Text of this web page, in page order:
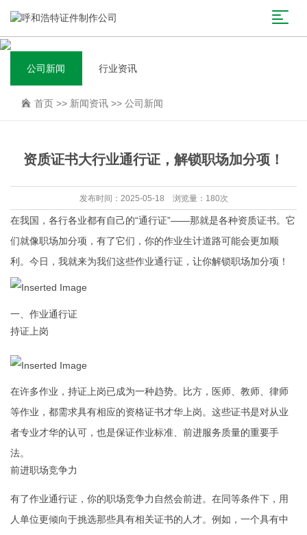
公司新闻 行业资讯
首页 >> 新闻资讯 >> 公司新闻
资质证书大行业通行证，解锁职场加分项！
发布时间：2025-05-18 浏览量：180次
在我国，各行各业都有自己的“通行证”——那就是各种资质证书。它
们就像职场加分项，有了它们，你的作业生计道路可能会更加顺
利。今日，我就来为我们这些作业通行证，让你解锁职场加分项！
一、作业通行证
持证上岗
在许多作业，持证上岗已成为一种趋势。比方，医师、教师、律师
等作业，都需求具有相应的资格证书才华上岗。这些证书是对从业
者专业才华的认可，也是保证作业标准、前进服务质量的重要手
法。
前进职场竞争力
有了作业通行证，你的职场竞争力自然会前进。在同等条件下，用
人单位更倾向于挑选那些具有相关证书的人才。例如，一个具有中